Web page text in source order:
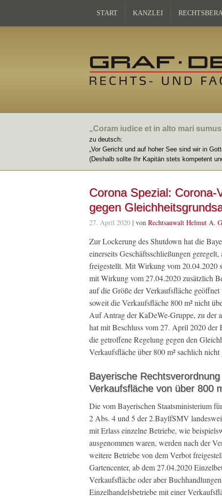
START KANZLEI
„Coram iudice et in alto mari
zu deutsch:
„Vor Gericht und auf hoher See sind wir in
(Deshalb sollte Ihr Kapitän stets kompetent
Corona Spezial:
gegen
27. April 2020 | von Rechtsanwalt Helmut A.
Zur Lockerung des Shutdown hat die
einerseits Geschäftsschließungen
freigestellt. Mit Wirkung vom 20.04.2020
mit Wirkung vom 27.04.2020 zusätzlich
auf die Größe der Verkaufsfläche
soweit die Verkaufsfläche 800 m² nicht
Auf Antrag der KaDeWe-Gruppe, zu der
hat mit Beschluss vom 27. April 2020 der
die getroffene Regelung gegen den
Verkaufsfläche über 800 m² sachlich
Bayerische
Verkaufsfläche von über 800
Die vom Bayerischen Staatsministerium
2 Abs. 4 und 5 der 2.BaylfSMV
mit Erlass einzelne Betriebe, wie
ausgenommen waren, werden nach der
weitere Betriebe von dem Verbot
Gartencenter, ab dem 27.04.2020
Verkaufsfläche oder aber
Einzelhandelsbetriebe mit einer